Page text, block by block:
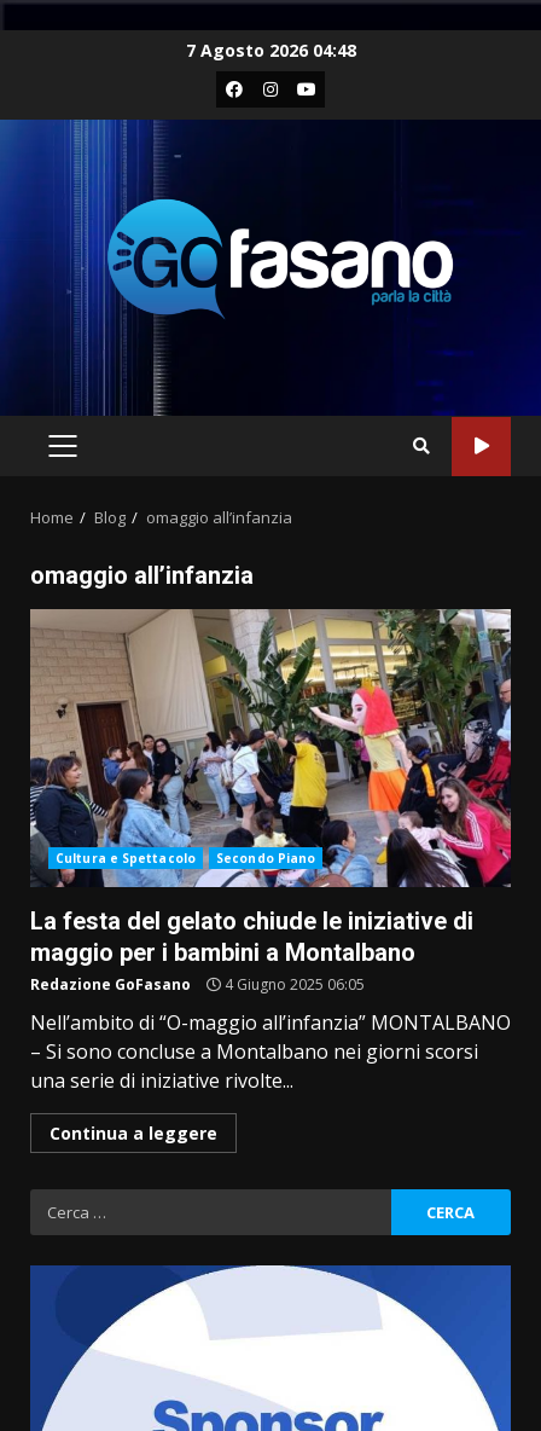
7 Agosto 2026 04:48
Facebook
Instagram
Youtube
PRIMARY
Home Blog omaggio all’infanzia
omaggio all’infanzia
Cultura e Spettacolo Secondo Piano
La festa del gelato chiude le iniziative di
maggio per i bambini a Montalbano
Redazione GoFasano 4 Giugno 2025 06:05
Nell’ambito di “O-maggio all’infanzia” MONTALBANO
– Si sono concluse a Montalbano nei giorni scorsi
una serie di iniziative rivolte...
Continua a leggere
Ricerca
per: